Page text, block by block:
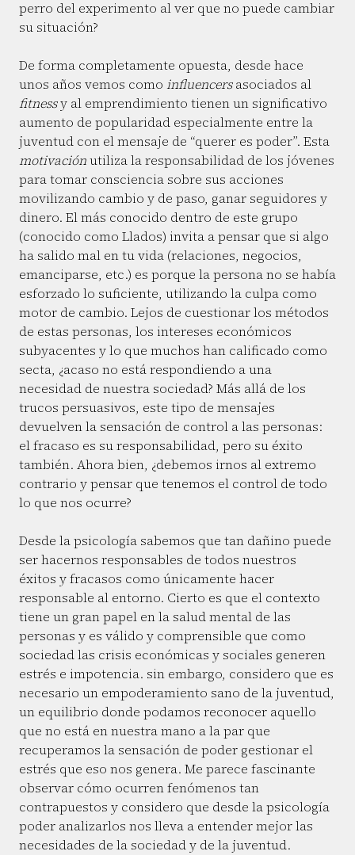
perro del experimento al ver que no puede cambiar
su situación?
De forma completamente opuesta, desde hace
unos años vemos como influencersasociados al
fitnessy al emprendimiento tienen un significativo
aumento de popularidad especialmente entre la
juventud con el mensaje de “querer es poder”. Esta
motivaciónutiliza la responsabilidad de los jóvenes
para tomar consciencia sobre sus acciones
movilizando cambio y de paso, ganar seguidores y
dinero. El más conocido dentro de este grupo
(conocido como Llados) invita a pensar que si algo
ha salido mal en tu vida (relaciones, negocios,
emanciparse, etc.) es porque la persona no se había
esforzado lo suficiente, utilizando la culpa como
motor de cambio. Lejos de cuestionar los métodos
de estas personas, los intereses económicos
subyacentes y lo que muchos han calificado como
secta, ¿acaso no está respondiendo a una
necesidad de nuestra sociedad? Más allá de los
trucos persuasivos, este tipo de mensajes
devuelven la sensación de control a las personas:
el fracaso es su responsabilidad, pero su éxito
también. Ahora bien, ¿debemos irnos al extremo
contrario y pensar que tenemos el control de todo
lo que nos ocurre?
Desde la psicología sabemos que tan dañino puede
ser hacernos responsables de todos nuestros
éxitos y fracasos como únicamente hacer
responsable al entorno. Cierto es que el contexto
tiene un gran papel en la salud mental de las
personas y es válido y comprensible que como
sociedad las crisis económicas y sociales generen
estrés e impotencia. sin embargo, considero que es
necesario un empoderamiento sano de la juventud,
un equilibrio donde podamos reconocer aquello
que no está en nuestra mano a la par que
recuperamos la sensación de poder gestionar el
estrés que eso nos genera. Me parece fascinante
observar cómo ocurren fenómenos tan
contrapuestos y considero que desde la psicología
poder analizarlos nos lleva a entender mejor las
necesidades de la sociedad y de la juventud.